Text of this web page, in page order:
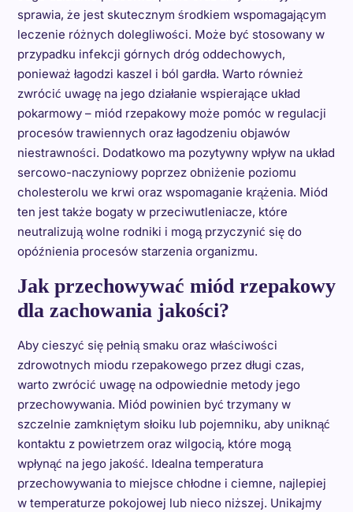
sprawia, że jest skutecznym środkiem wspomagającym
leczenie różnych dolegliwości. Może być stosowany w
przypadku infekcji górnych dróg oddechowych,
ponieważ łagodzi kaszel i ból gardła. Warto również
zwrócić uwagę na jego działanie wspierające układ
pokarmowy – miód rzepakowy może pomóc w regulacji
procesów trawiennych oraz łagodzeniu objawów
niestrawności. Dodatkowo ma pozytywny wpływ na układ
sercowo-naczyniowy poprzez obniżenie poziomu
cholesterolu we krwi oraz wspomaganie krążenia. Miód
ten jest także bogaty w przeciwutleniacze, które
neutralizują wolne rodniki i mogą przyczynić się do
opóźnienia procesów starzenia organizmu.
Jak przechowywać miód rzepakowy
dla zachowania jakości?
Aby cieszyć się pełnią smaku oraz właściwości
zdrowotnych miodu rzepakowego przez długi czas,
warto zwrócić uwagę na odpowiednie metody jego
przechowywania. Miód powinien być trzymany w
szczelnie zamkniętym słoiku lub pojemniku, aby uniknąć
kontaktu z powietrzem oraz wilgocią, które mogą
wpłynąć na jego jakość. Idealna temperatura
przechowywania to miejsce chłodne i ciemne, najlepiej
w temperaturze pokojowej lub nieco niższej. Unikajmy